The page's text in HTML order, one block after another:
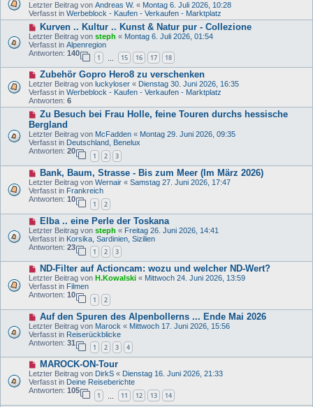
e
i
t
a
g
e
u
e
B
e
i
r
a
g
Letzter Beitrag von Andreas W. « Montag 6. Juli 2026, 10:28
Verfasst in Werbeblock - Kaufen - Verkaufen - Marktplatz
N
e
u
e
r
B
e
i
t
r
a
g
Kurven .. Kultur .. Kunst & Natur pur - Collezione
Letzter Beitrag von steph « Montag 6. Juli 2026, 01:54
Verfasst in Alpenregion
Antworten: 140
1 15 16 17 18
N
e
u
e
r
B
e
i
t
r
g
Zubehör Gopro Hero8 zu verschenken
Letzter Beitrag von luckyloser « Dienstag 30. Juni 2026, 16:35
Verfasst in Werbeblock - Kaufen - Verkaufen - Marktplatz
Antworten: 6
N
u
e
r
B
t
r
a
Zu Besuch bei Frau Holle, feine Touren durchs hessische
Bergland
Letzter Beitrag von McFadden « Montag 29. Juni 2026, 09:35
Verfasst in Deutschland, Benelux
Antworten: 20
1 2 3
N
e
u
e
r
B
i
t
r
g
Bank, Baum, Strasse - Bis zum Meer (Im März 2026)
Letzter Beitrag von Wernair « Samstag 27. Juni 2026, 17:47
Verfasst in Frankreich
Antworten: 10
1 2
N
e
u
e
r
B
i
t
r
g
Elba .. eine Perle der Toskana
Letzter Beitrag von steph « Freitag 26. Juni 2026, 14:41
Verfasst in Korsika, Sardinien, Sizilien
Antworten: 23
1 2 3
N
e
u
e
r
B
e
i
t
r
g
ND-Filter auf Actioncam: wozu und welcher ND-Wert?
Letzter Beitrag von H.Kowalski « Mittwoch 24. Juni 2026, 13:59
Verfasst in Filmen
Antworten: 10
1 2
N
e
u
e
r
B
i
t
r
Auf den Spuren des Alpenbollerns ... Ende Mai 2026
Letzter Beitrag von Marock « Mittwoch 17. Juni 2026, 15:56
Verfasst in Reiserückblicke
Antworten: 31
1 2 3 4
N
e
u
e
B
MAROCK-ON-Tour
Letzter Beitrag von DirkS « Dienstag 16. Juni 2026, 21:33
Verfasst in Deine Reiseberichte
Antworten: 105
1 11 12 13 14